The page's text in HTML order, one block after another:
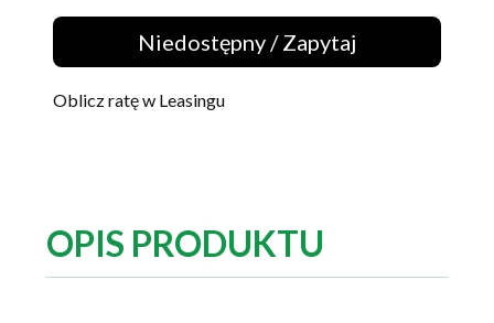
Niedostępny / Zapytaj
Oblicz ratę w Leasingu
OPIS PRODUKTU